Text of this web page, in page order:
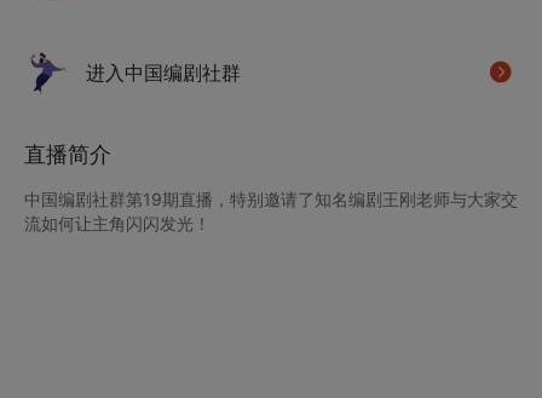
进入中国编剧社群
直播简介
中国编剧社群第19期直播，特别邀请了知名编剧王刚老师与大家交
流如何让主角闪闪发光！